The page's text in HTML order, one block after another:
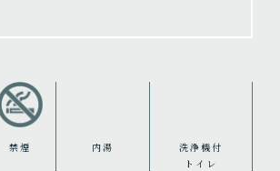
禁煙 内湯
洗浄機付
トイレ